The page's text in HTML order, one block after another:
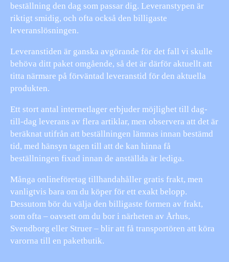
beställning den dag som passar dig. Leveranstypen är
riktigt smidig, och ofta också den billigaste
leveranslösningen.
Leveranstiden är ganska avgörande för det fall vi skulle
behöva ditt paket omgående, så det är därför aktuellt att
titta närmare på förväntad leveranstid för den aktuella
produkten.
Ett stort antal internetlager erbjuder möjlighet till dag-
till-dag leverans av flera artiklar, men observera att det är
beräknat utifrån att beställningen lämnas innan bestämd
tid, med hänsyn tagen till att de kan hinna få
beställningen fixad innan de anställda är lediga.
Många onlineföretag tillhandahåller gratis frakt, men
vanligtvis bara om du köper för ett exakt belopp.
Dessutom bör du välja den billigaste formen av frakt,
som ofta – oavsett om du bor i närheten av Århus,
Svendborg eller Struer – blir att få transportören att köra
varorna till en paketbutik.